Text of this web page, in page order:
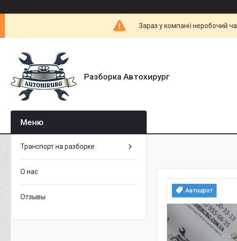
Зараз у компанії неробочий
Разборка Автохирург
Автошрот
Транспорт на разборке
О нас
Отзывы